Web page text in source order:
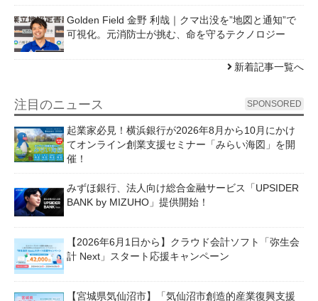
Golden Field 金野 利哉｜クマ出没を”地図と通知”で
可視化。元消防士が挑む、命を守るテクノロジー
新着記事一覧へ
注目のニュース SPONSORED
起業家必見！横浜銀行が2026年8月から10月にかけ
てオンライン創業支援セミナー「みらい海図」を開
催！
みずほ銀行、法人向け総合金融サービス「UPSIDER
BANK by MIZUHO」提供開始！
【2026年6月1日から】クラウド会計ソフト「弥生会
計 Next」スタート応援キャンペーン
【宮城県気仙沼市】「気仙沼市創造的産業復興支援